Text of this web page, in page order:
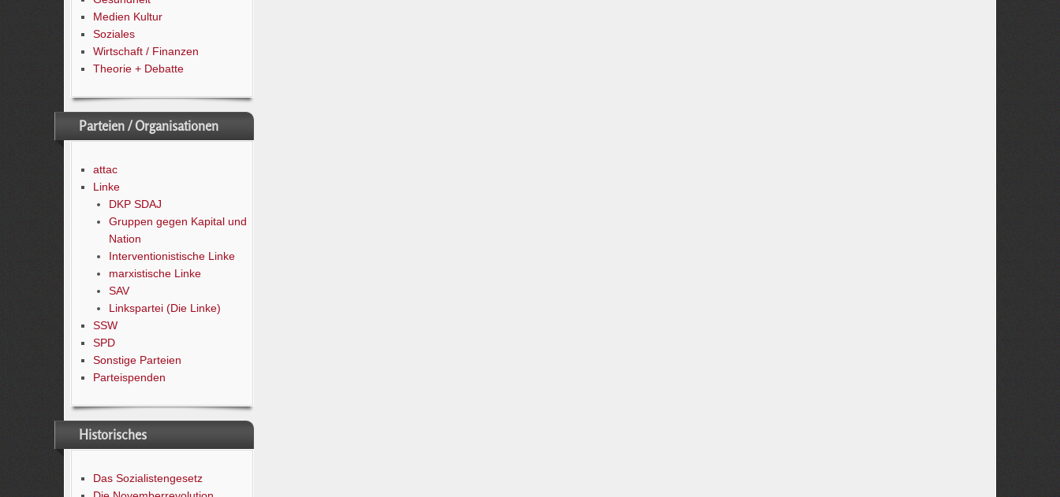
Medien Kultur
Soziales
Wirtschaft / Finanzen
Theorie + Debatte
Parteien / Organisationen
attac
Linke
DKP SDAJ
Gruppen gegen Kapital und
Nation
Interventionistische Linke
marxistische Linke
SAV
Linkspartei (Die Linke)
SSW
SPD
Sonstige Parteien
Parteispenden
Historisches
Das Sozialistengesetz